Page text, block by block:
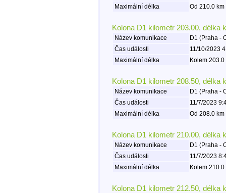
Maximální délka
Od 210.0
Kolona D1 kilometr 203.00, délka
Název komunikace
D1 (Praha -
Čas události
11/10/2023
Maximální délka
Kolem
Kolona D1 kilometr 208.50, délka
Název komunikace
D1 (Praha -
Čas události
11/7/2023
Maximální délka
Od 208.0
Kolona D1 kilometr 210.00, délka
Název komunikace
D1 (Praha -
Čas události
11/7/2023
Maximální délka
Kolem
Kolona D1 kilometr 212.50, délka